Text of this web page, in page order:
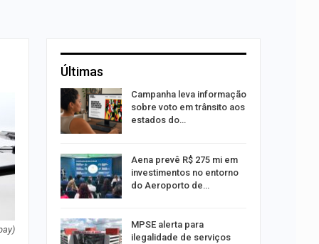
Últimas
do
Campanha leva informação
sobre voto em trânsito aos
estados do…
Aena prevê R$ 275 mi em
investimentos no entorno
do Aeroporto de…
MPSE alerta para
ilegalidade de serviços